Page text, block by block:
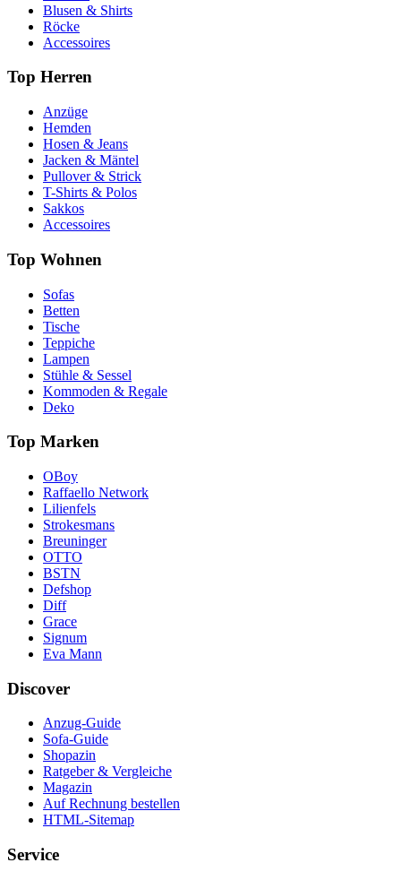
Blusen & Shirts
Röcke
Accessoires
Top Herren
Anzüge
Hemden
Hosen & Jeans
Jacken & Mäntel
Pullover & Strick
T-Shirts & Polos
Sakkos
Accessoires
Top Wohnen
Sofas
Betten
Tische
Teppiche
Lampen
Stühle & Sessel
Kommoden & Regale
Deko
Top Marken
OBoy
Raffaello Network
Lilienfels
Strokesmans
Breuninger
OTTO
BSTN
Defshop
Diff
Grace
Signum
Eva Mann
Discover
Anzug-Guide
Sofa-Guide
Shopazin
Ratgeber & Vergleiche
Magazin
Auf Rechnung bestellen
HTML-Sitemap
Service